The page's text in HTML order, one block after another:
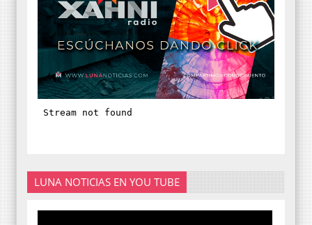
LUNA NOTICIAS EN YOU TUBE